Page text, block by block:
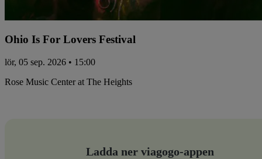
Ohio Is For Lovers Festival
lör, 05 sep. 2026 • 15:00
Rose Music Center at The Heights
Ladda ner viagogo-appen